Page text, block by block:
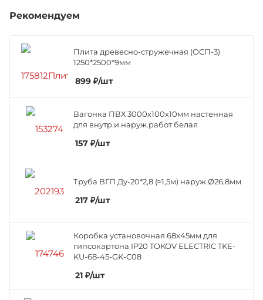
Рекомендуем
Плита древесно-стружечная (ОСП-3)
1250*2500*9мм
899 ₽/шт
Вагонка ПВХ 3000х100х10мм настенная
для внутр.и наруж.работ белая
157 ₽/шт
Труба ВГП Ду-20*2,8 (≈1,5м) наруж.Ø26,8мм
217 ₽/шт
Коробка установочная 68х45мм для
гипсокартона IP20 TOKOV ELECTRIC TKE-
KU-68-45-GK-C08
21 ₽/шт